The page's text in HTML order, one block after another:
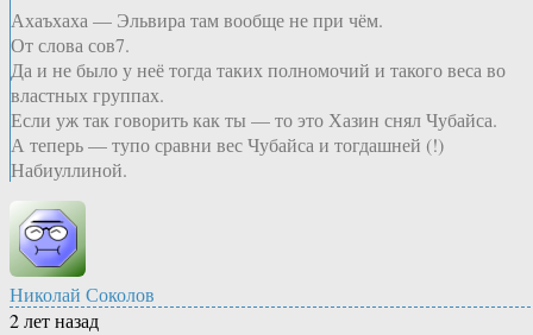
Ахаъхаха — Эльвира там вообще не при чём.
От слова сов7.
Да и не было у неё тогда таких полномочий и такого веса во
властных группах.
Если уж так говорить как ты — то это Хазин снял Чубайса.
А теперь — тупо сравни вес Чубайса и тогдашней (!)
Набиуллиной.
Николай Соколов
2 лет назад